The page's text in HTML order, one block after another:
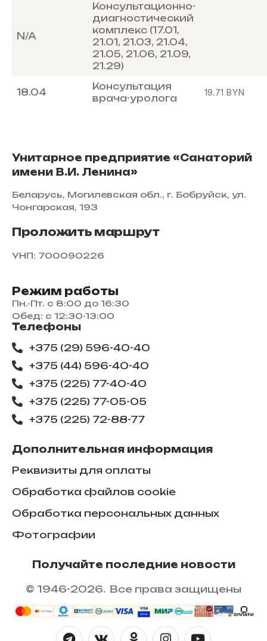
N/A
Консультационно-
диагностический
комплекс (17.01,
21.01, 21.03, 21.04,
21.05, 21.06, 21.09,
21.29)
18.04
Консультация
врача-уролога
19.71 BYN
Унитарное предприятие «Санаторий
имени В.И. Ленина»
Беларусь, Могилевская обл., г. Бобруйск, ул.
Чонгарская, 193
Проложить маршрут
УНП: 700090226
Режим работы
Пн.-Пт. с 8:00 до 16:30
Обед: с 12:30-13:00
Телефоны
+375 (29) 596-40-40
+375 (44) 596-40-40
+375 (225) 77-40-40
+375 (225) 77-05-05
+375 (225) ​72-88-77
Дополнительная информация
Реквизиты для оплаты
Обработка файлов cookie
Обработка персональных данных
Фотографии
Получайте последние новости
© 1946-2026. Все права защищены